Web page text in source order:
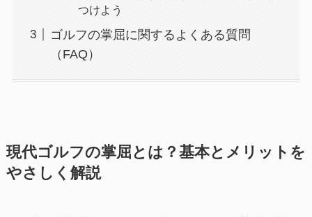
つけよう
ゴルフの掌屈に関するよくある質問
（FAQ）
現代ゴルフの掌屈とは？基本とメリットを
やさしく解説